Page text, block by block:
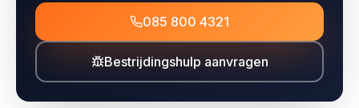
085 800 4321
Bestrijdingshulp aanvragen